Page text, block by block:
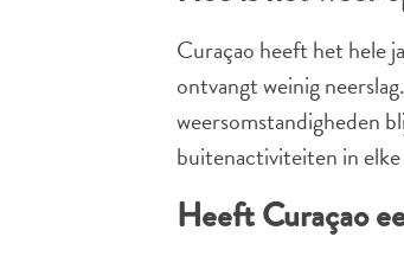
Curaçao heeft het hele
ontvangt weinig
weersomstandigheden
buitenactiviteiten in elke
Heeft Curaçao